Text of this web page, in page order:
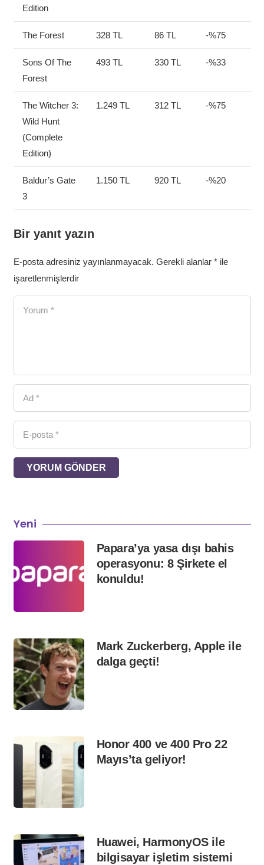
Edition
The Forest 328 TL 86 TL -%75
Sons Of The
Forest
493 TL 330 TL -%33
The Witcher 3:
Wild Hunt
(Complete
Edition)
1.249 TL 312 TL -%75
Baldur’s Gate
3
1.150 TL 920 TL -%20
Bir yanıt yazın
E-posta adresiniz yayınlanmayacak. Gerekli alanlar *ile
işaretlenmişlerdir
YORUM GÖNDER
Yeni
Papara’ya yasa dışı bahis
operasyonu: 8 Şirkete el
konuldu!
Mark Zuckerberg, Apple ile
dalga geçti!
Honor 400 ve 400 Pro 22
Mayıs’ta geliyor!
Huawei, HarmonyOS ile
bilgisayar işletim sistemi